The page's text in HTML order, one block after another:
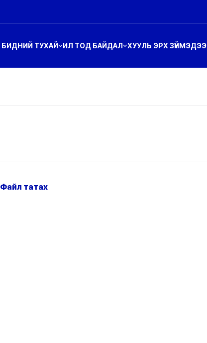
БИДНИЙ ТУХАЙ ИЛ ТОД БАЙДАЛ ХУУЛЬ ЭРХ ЗҮЙМЭДЭЭ
Файл татах